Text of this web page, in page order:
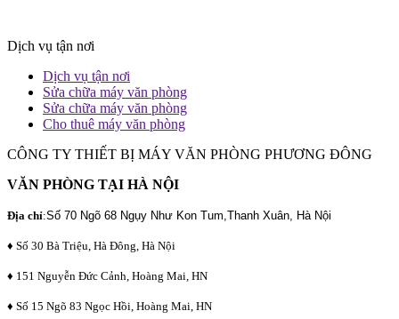
Dịch vụ tận nơi
Dịch vụ tận nơi
Sửa chữa máy văn phòng
Sửa chữa máy văn phòng
Cho thuê máy văn phòng
CÔNG TY THIẾT BỊ MÁY VĂN PHÒNG PHƯƠNG ĐÔNG
VĂN PHÒNG TẠI HÀ NỘI
Địa chỉ:Số 70 Ngõ 68 Ngụy Như Kon Tum,Thanh Xuân, Hà Nội
♦ Số 30 Bà Triệu, Hà Đông, Hà Nội
♦ 151 Nguyễn Đức Cảnh, Hoàng Mai, HN
♦ Số 15 Ngõ 83 Ngọc Hồi, Hoàng Mai, HN